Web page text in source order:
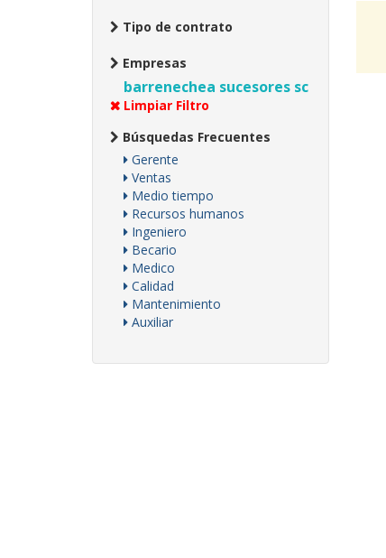
Tipo de contrato
Empresas
barrenechea sucesores sc
Limpiar Filtro
Búsquedas Frecuentes
Gerente
Ventas
Medio tiempo
Recursos humanos
Ingeniero
Becario
Medico
Calidad
Mantenimiento
Auxiliar